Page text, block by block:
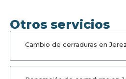
Otros servicios
Cambio de cerraduras en